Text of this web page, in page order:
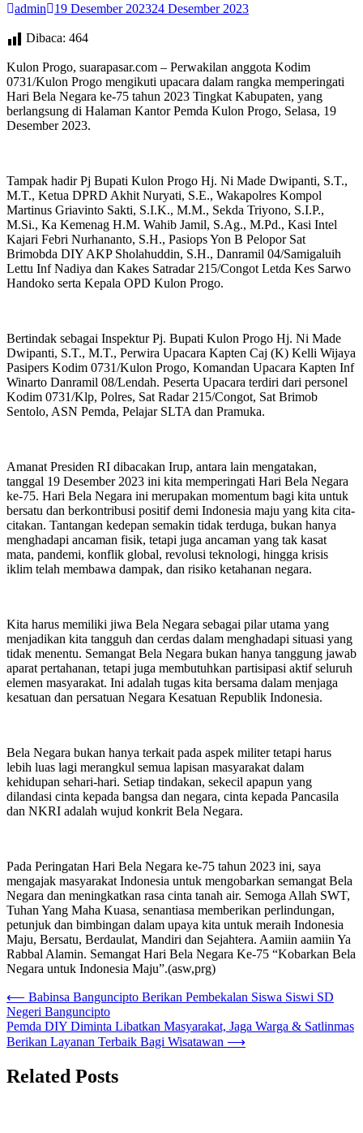
admin 19 Desember 202324 Desember 2023
Dibaca: 464
Kulon Progo, suarapasar.com – Perwakilan anggota Kodim
0731/Kulon Progo mengikuti upacara dalam rangka memperingati
Hari Bela Negara ke-75 tahun 2023 Tingkat Kabupaten, yang
berlangsung di Halaman Kantor Pemda Kulon Progo, Selasa, 19
Desember 2023.
Tampak hadir Pj Bupati Kulon Progo Hj. Ni Made Dwipanti, S.T.,
M.T., Ketua DPRD Akhit Nuryati, S.E., Wakapolres Kompol
Martinus Griavinto Sakti, S.I.K., M.M., Sekda Triyono, S.I.P.,
M.Si., Ka Kemenag H.M. Wahib Jamil, S.Ag., M.Pd., Kasi Intel
Kajari Febri Nurhananto, S.H., Pasiops Yon B Pelopor Sat
Brimobda DIY AKP Sholahuddin, S.H., Danramil 04/Samigaluih
Lettu Inf Nadiya dan Kakes Satradar 215/Congot Letda Kes Sarwo
Handoko serta Kepala OPD Kulon Progo.
Bertindak sebagai Inspektur Pj. Bupati Kulon Progo Hj. Ni Made
Dwipanti, S.T., M.T., Perwira Upacara Kapten Caj (K) Kelli Wijaya
Pasipers Kodim 0731/Kulon Progo, Komandan Upacara Kapten Inf
Winarto Danramil 08/Lendah. Peserta Upacara terdiri dari personel
Kodim 0731/Klp, Polres, Sat Radar 215/Congot, Sat Brimob
Sentolo, ASN Pemda, Pelajar SLTA dan Pramuka.
Amanat Presiden RI dibacakan Irup, antara lain mengatakan,
tanggal 19 Desember 2023 ini kita memperingati Hari Bela Negara
ke-75. Hari Bela Negara ini merupakan momentum bagi kita untuk
bersatu dan berkontribusi positif demi Indonesia maju yang kita cita-
citakan. Tantangan kedepan semakin tidak terduga, bukan hanya
menghadapi ancaman fisik, tetapi juga ancaman yang tak kasat
mata, pandemi, konflik global, revolusi teknologi, hingga krisis
iklim telah membawa dampak, dan risiko ketahanan negara.
Kita harus memiliki jiwa Bela Negara sebagai pilar utama yang
menjadikan kita tangguh dan cerdas dalam menghadapi situasi yang
tidak menentu. Semangat Bela Negara bukan hanya tanggung jawab
aparat pertahanan, tetapi juga membutuhkan partisipasi aktif seluruh
elemen masyarakat. Ini adalah tugas kita bersama dalam menjaga
kesatuan dan persatuan Negara Kesatuan Republik Indonesia.
Bela Negara bukan hanya terkait pada aspek militer tetapi harus
lebih luas lagi merangkul semua lapisan masyarakat dalam
kehidupan sehari-hari. Setiap tindakan, sekecil apapun yang
dilandasi cinta kepada bangsa dan negara, cinta kepada Pancasila
dan NKRI adalah wujud konkrit Bela Negara.
Pada Peringatan Hari Bela Negara ke-75 tahun 2023 ini, saya
mengajak masyarakat Indonesia untuk mengobarkan semangat Bela
Negara dan meningkatkan rasa cinta tanah air. Semoga Allah SWT,
Tuhan Yang Maha Kuasa, senantiasa memberikan perlindungan,
petunjuk dan bimbingan dalam upaya kita untuk meraih Indonesia
Maju, Bersatu, Berdaulat, Mandiri dan Sejahtera. Aamiin aamiin Ya
Rabbal Alamin. Semangat Hari Bela Negara Ke-75 “Kobarkan Bela
Negara untuk Indonesia Maju”.(asw,prg)
Navigasi
pos
⟵ Babinsa Banguncipto Berikan Pembekalan Siswa Siswi SD
Negeri Banguncipto
Pemda DIY Diminta Libatkan Masyarakat, Jaga Warga & Satlinmas
Berikan Layanan Terbaik Bagi Wisatawan ⟶
Related Posts